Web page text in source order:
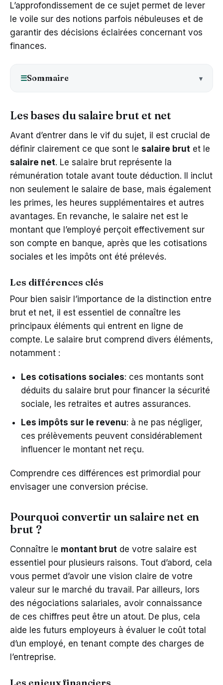
L’approfondissement de ce sujet permet de lever
le voile sur des notions parfois nébuleuses et de
garantir des décisions éclairées concernant vos
finances.
☰Sommaire
Les bases du salaire brut et net
Avant d’entrer dans le vif du sujet, il est crucial de
définir clairement ce que sont le salaire brut et le
salaire net. Le salaire brut représente la
rémunération totale avant toute déduction. Il inclut
non seulement le salaire de base, mais également
les primes, les heures supplémentaires et autres
avantages. En revanche, le salaire net est le
montant que l’employé perçoit effectivement sur
son compte en banque, après que les cotisations
sociales et les impôts ont été prélevés.
Les différences clés
Pour bien saisir l’importance de la distinction entre
brut et net, il est essentiel de connaître les
principaux éléments qui entrent en ligne de
compte. Le salaire brut comprend divers éléments,
notamment :
Les cotisations sociales: ces montants sont
déduits du salaire brut pour financer la sécurité
sociale, les retraites et autres assurances.
Les impôts sur le revenu: à ne pas négliger,
ces prélèvements peuvent considérablement
influencer le montant net reçu.
Comprendre ces différences est primordial pour
envisager une conversion précise.
Pourquoi convertir un salaire net en
brut ?
Connaître le montant brut de votre salaire est
essentiel pour plusieurs raisons. Tout d’abord, cela
vous permet d’avoir une vision claire de votre
valeur sur le marché du travail. Par ailleurs, lors
des négociations salariales, avoir connaissance
de ces chiffres peut être un atout. De plus, cela
aide les futurs employeurs à évaluer le coût total
d’un employé, en tenant compte des charges de
l’entreprise.
Les enjeux financiers